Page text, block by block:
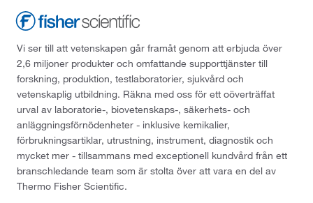
Vi ser till att vetenskapen går framåt genom att erbjuda över
2,6 miljoner produkter och omfattande supporttjänster till
forskning, produktion, testlaboratorier, sjukvård och
vetenskaplig utbildning. Räkna med oss för ett oöverträffat
urval av laboratorie-, biovetenskaps-, säkerhets- och
anläggningsförnödenheter - inklusive kemikalier,
förbrukningsartiklar, utrustning, instrument, diagnostik och
mycket mer - tillsammans med exceptionell kundvård från ett
branschledande team som är stolta över att vara en del av
Thermo Fisher Scientific.